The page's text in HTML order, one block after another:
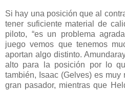
Si hay una posición que al
tener suficiente material de
piloto, “es un problema
juego vemos que tenemos
aportan algo distinto.
alto para la posición por lo
también, Isaac (Gelves) es
gran pasador, mientras que